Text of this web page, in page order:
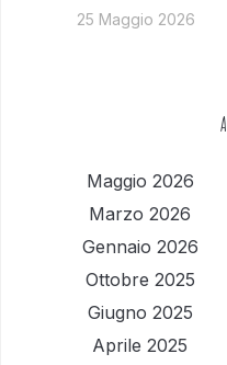
25 Maggio 2026
Maggio 2026
Marzo 2026
Gennaio 2026
Ottobre 2025
Giugno 2025
Aprile 2025